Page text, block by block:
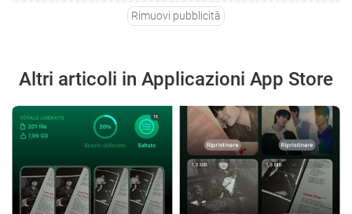
Rimuovi pubblicità
Altri articoli in Applicazioni App Store